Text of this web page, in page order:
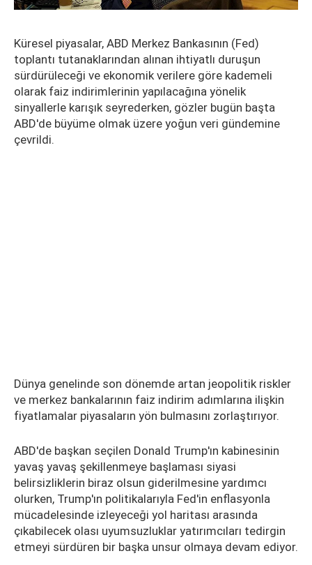
Küresel piyasalar, ABD Merkez Bankasının (Fed)
toplantı tutanaklarından alınan ihtiyatlı duruşun
sürdürüleceği ve ekonomik verilere göre kademeli
olarak faiz indirimlerinin yapılacağına yönelik
sinyallerle karışık seyrederken, gözler bugün başta
ABD'de büyüme olmak üzere yoğun veri gündemine
çevrildi.
Dünya genelinde son dönemde artan jeopolitik riskler
ve merkez bankalarının faiz indirim adımlarına ilişkin
fiyatlamalar piyasaların yön bulmasını zorlaştırıyor.
ABD'de başkan seçilen Donald Trump'ın kabinesinin
yavaş yavaş şekillenmeye başlaması siyasi
belirsizliklerin biraz olsun giderilmesine yardımcı
olurken, Trump'ın politikalarıyla Fed'in enflasyonla
mücadelesinde izleyeceği yol haritası arasında
çıkabilecek olası uyumsuzluklar yatırımcıları tedirgin
etmeyi sürdüren bir başka unsur olmaya devam ediyor.